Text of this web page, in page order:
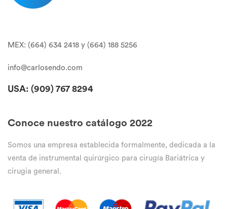
MEX: (664) 634 2418 y (664) 188 5256
info@carlosendo.com
USA: (909) 767 8294
Conoce nuestro catálogo 2022
Somos una empresa establecida formalmente, dedicada a la
venta de instrumental quirúrgico para cirugía Bariátrica y
cirugia general.